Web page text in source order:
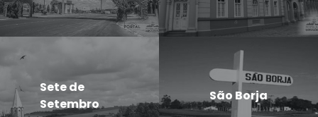
Sete de
Setembro
São Borja